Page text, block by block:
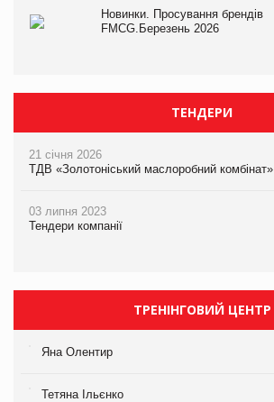
Новинки. Просування брендів
FMCG.Березень 2026
ТЕНДЕРИ
21 січня 2026
ТДВ «Золотоніський маслоробний комбінат»
03 липня 2023
Тендери компанії
ТРЕНІНГОВИЙ ЦЕНТР
Яна Олентир
Тетяна Ільєнко